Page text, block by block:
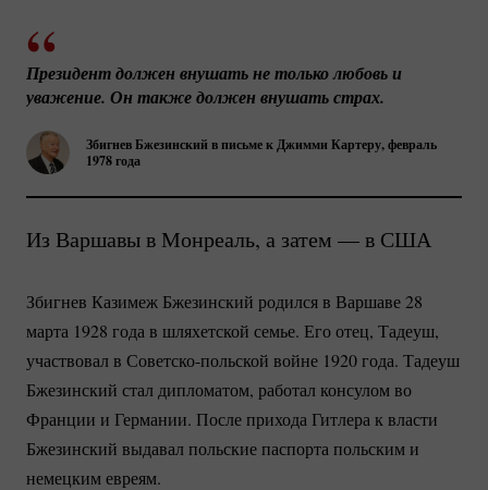
Збигнев Бжезинский в письме к Джимми Картеру, февраль
1978 года
Президент должен внушать не только любовь и
уважение. Он также должен внушать страх.
Из Варшавы в Монреаль, а затем — в США
Збигнев Казимеж Бжезинский родился в Варшаве 28
марта 1928 года в шляхетской семье. Его отец, Тадеуш,
участвовал в Советско-польской войне 1920 года. Тадеуш
Бжезинский стал дипломатом, работал консулом во
Франции и Германии. После прихода Гитлера к власти
Бжезинский выдавал польские паспорта польским и
немецким евреям.